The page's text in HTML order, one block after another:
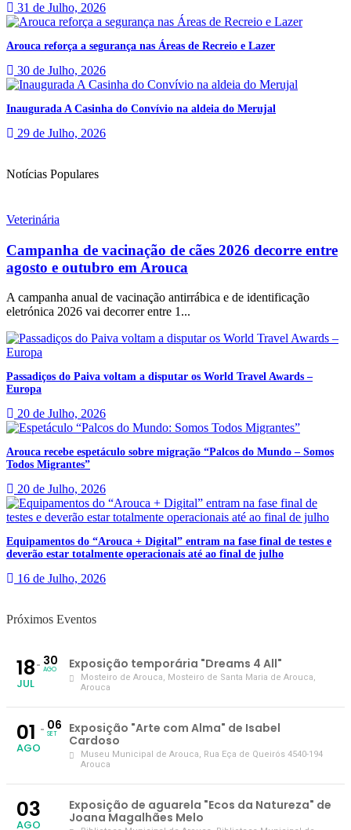
31 de Julho, 2026
Arouca reforça a segurança nas Áreas de Recreio e Lazer
30 de Julho, 2026
Inaugurada A Casinha do Convívio na aldeia do Merujal
29 de Julho, 2026
Notícias Populares
Veterinária
Campanha de vacinação de cães 2026 decorre entre
agosto e outubro em Arouca
A campanha anual de vacinação antirrábica e de identificação
eletrónica 2026 vai decorrer entre 1...
Passadiços do Paiva voltam a disputar os World Travel Awards –
Europa
20 de Julho, 2026
Arouca recebe espetáculo sobre migração “Palcos do Mundo – Somos
Todos Migrantes”
20 de Julho, 2026
Equipamentos do “Arouca + Digital” entram na fase final de testes e
deverão estar totalmente operacionais até ao final de julho
16 de Julho, 2026
Próximos Eventos
18
JUL
30
AGO Exposição temporária "Dreams 4 All"
Mosteiro de Arouca, Mosteiro de Santa Maria de Arouca,
Arouca
01
AGO
06
SET
Exposição "Arte com Alma" de Isabel
Cardoso
Museu Municipal de Arouca, Rua Eça de Queirós 4540-194
Arouca
03
AGO
Exposição de aguarela "Ecos da Natureza" de
Joana Magalhães Melo